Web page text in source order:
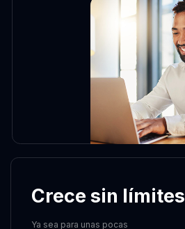
Ya sea para unas pocas
Crece sin límites